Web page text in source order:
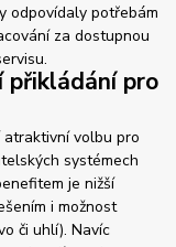
odpovídaly potřebám
za dostupnou
přikládání pro
volbu pro
systémech
je nižší
i možnost
či uhlí). Navíc